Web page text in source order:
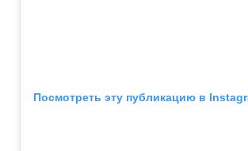
Посмотреть эту публикацию в